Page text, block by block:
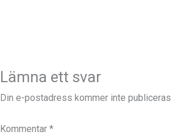
Lämna ett svar
Din e-postadress kommer inte publiceras.
Kommentar *